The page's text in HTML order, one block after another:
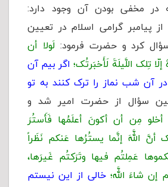
مخفی بودن آن وجود دارد:
پیامبر گرامی اسلام در تعیین
کرد و حضرت فرمود: لَولا أن
تِلک اللَّیلَةَ لَأَخبَرتُک؛ اگر بیم آن
آن شب نماز را ترک کنند به تو
سؤال از حضرت امیر شد و
أخلو مِن أن أکونَ أعلَمُها فَأَستُرَ
اللَّهَ إنَّما یستُرُها عَنکم نَظَراً
عَمِلتُم فیها وتَرَکتُم غَیرَها،
إن شاءَ اللَّه؛ خالى از این نیستم